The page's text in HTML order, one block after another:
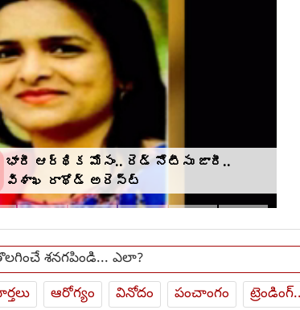
భారీ ఆర్థిక మోసం.. రెడ్ నోటీసు జారీ..
విశాఖ రాథోడ్‌‌ అరెస్ట్
తొలగించే శనగపిండి... ఎలా?
ఆరోగ్యం వినోదం పంచాంగం ట్రెండింగ్..